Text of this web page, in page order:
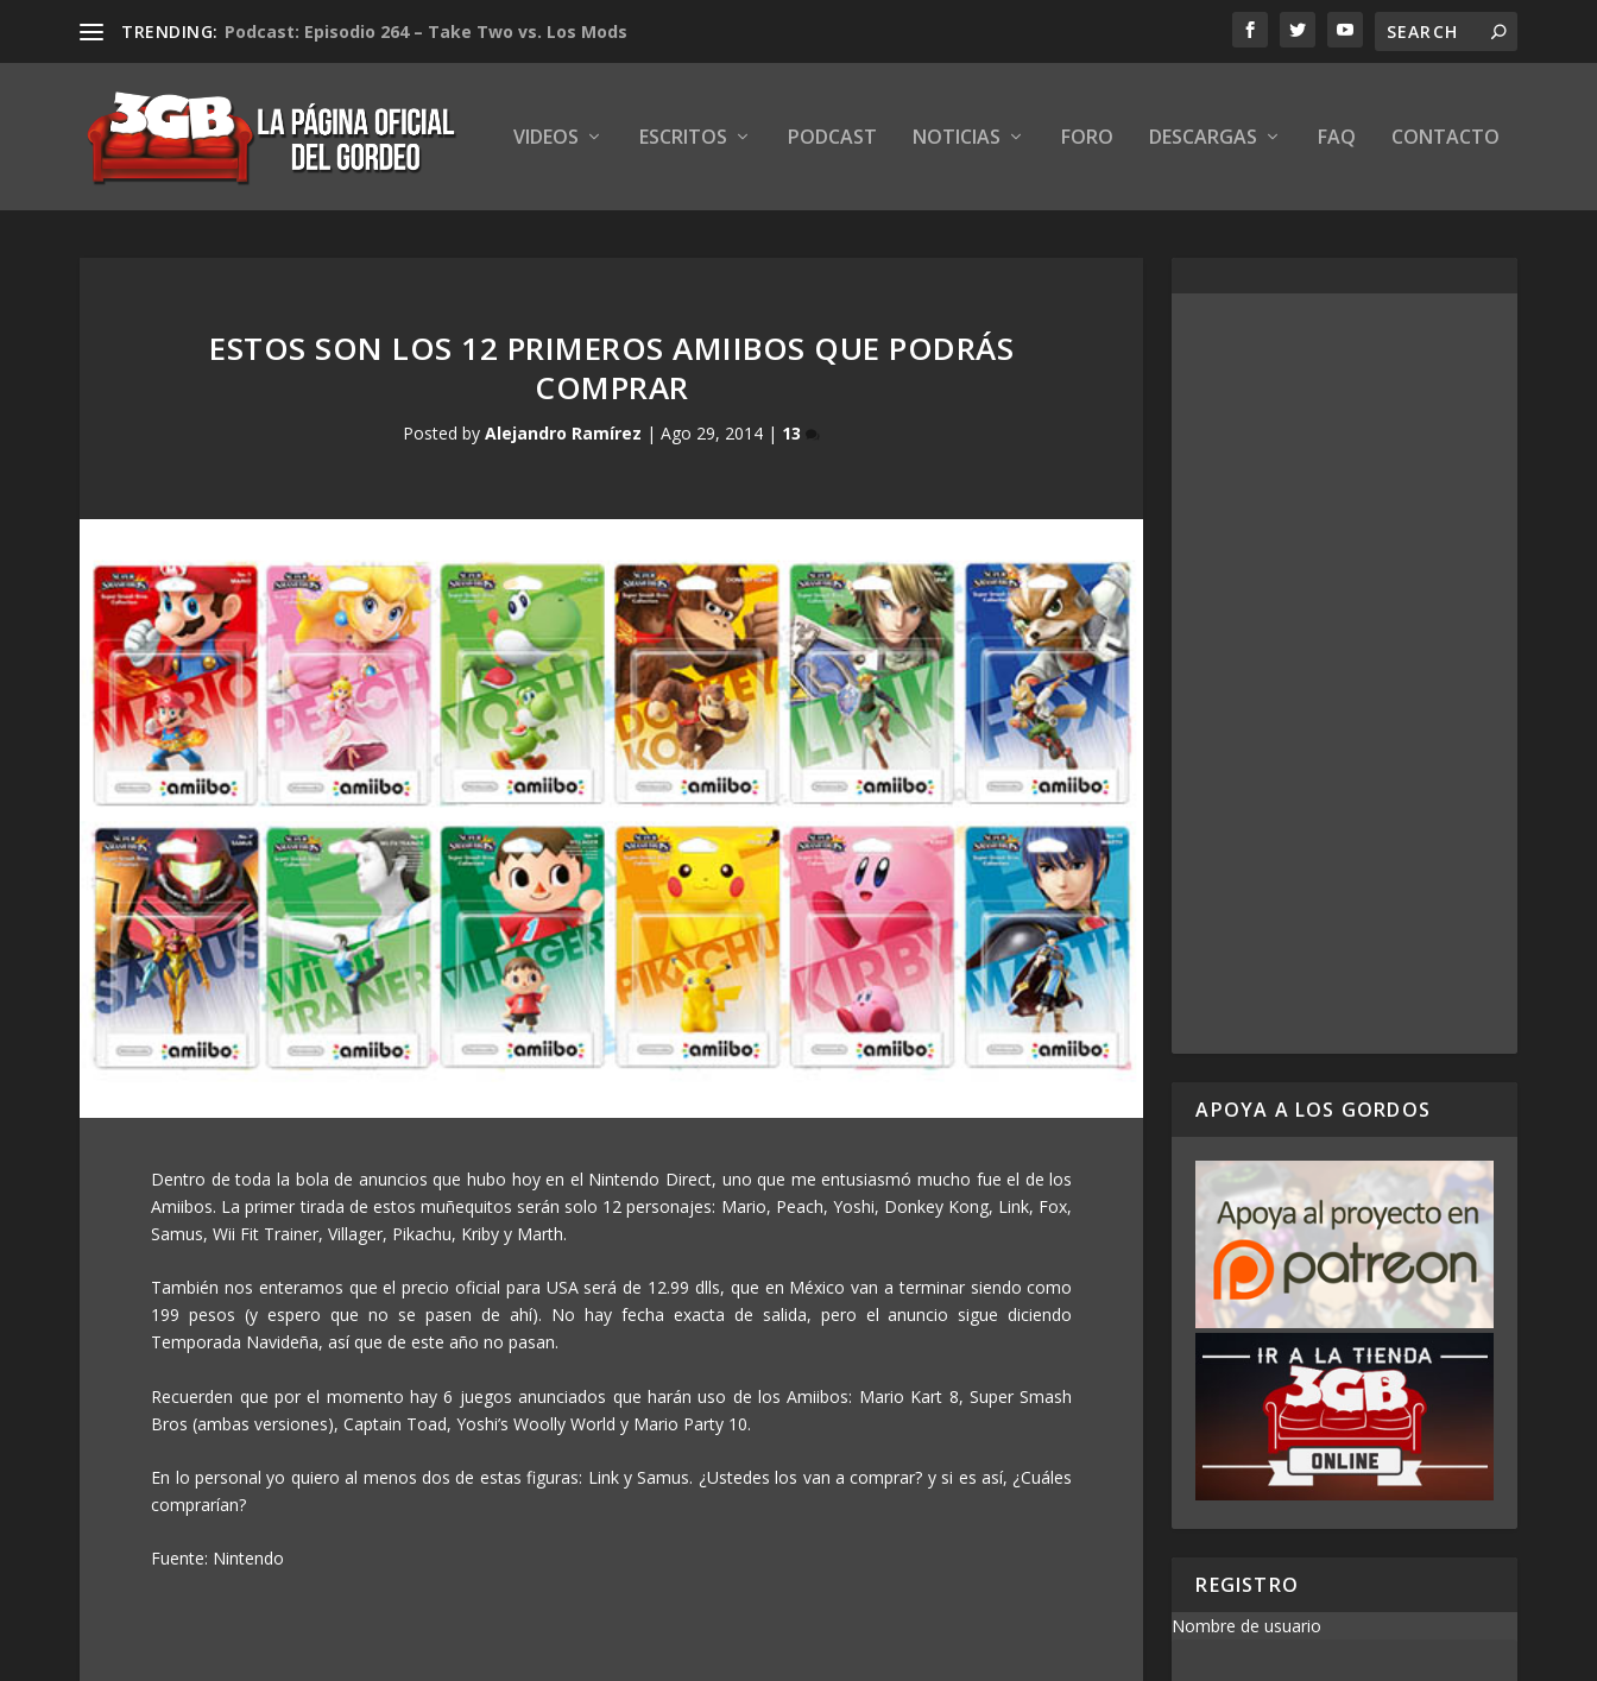
TRENDING: Podcast: Episodio 264 – Take Two vs. Los Mods
VIDEOS ESCRITOS PODCAST NOTICIAS FORO DESCARGAS FAQ CONTACTO
ESTOS SON LOS 12 PRIMEROS AMIIBOS QUE PODRÁS
COMPRAR
Posted byAlejandro Ramírez |Ago 29, 2014 | 13
Dentro de toda la bola de anuncios que hubo hoy en el Nintendo Direct, uno que me entusiasmó mucho fue el de los
Amiibos. La primer tirada de estos muñequitos serán solo 12 personajes: Mario, Peach, Yoshi, Donkey Kong, Link, Fox,
Samus, Wii Fit Trainer, Villager, Pikachu, Kriby y Marth.
También nos enteramos que el precio oficial para USA será de 12.99 dlls, que en México van a terminar siendo como
199 pesos (y espero que no se pasen de ahí). No hay fecha exacta de salida, pero el anuncio sigue diciendo
Temporada Navideña, así que de este año no pasan.
Recuerden que por el momento hay 6 juegos anunciados que harán uso de los Amiibos: Mario Kart 8, Super Smash
Bros (ambas versiones), Captain Toad, Yoshi’s Woolly World y Mario Party 10.
En lo personal yo quiero al menos dos de estas figuras: Link y Samus. ¿Ustedes los van a comprar? y si es así, ¿Cuáles
comprarían?
Fuente: Nintendo
APOYA A LOS GORDOS
REGISTRO
Nombre de usuario